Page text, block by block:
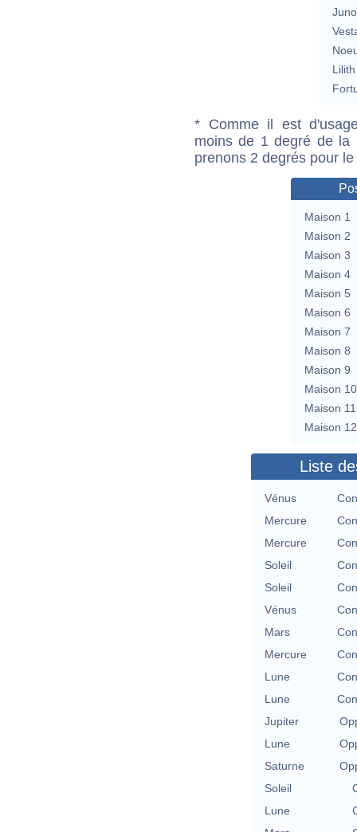
Lilith
* Comme il est
moins de 1 degré de la
prenons 2 degrés pour
Maison 1
Maison 2
Maison 3
Maison 4
Maison 5
Maison 6
Maison 7
Maison 8
Maison 9
Maison 10
Maison 11
Maison 12
Liste
Vénus
Mercure
Mercure
Soleil
Soleil
Vénus
Mars
Mercure
Lune
Lune
Jupiter
Lune
Saturne
Soleil
Lune